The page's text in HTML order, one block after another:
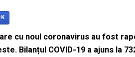
cu noul coronavirus au fost
Bilanțul COVID-19 a ajuns la